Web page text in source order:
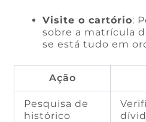
Visite o cartório:
sobre a matrícula
se está tudo em
Ação
Pesquisa de
histórico